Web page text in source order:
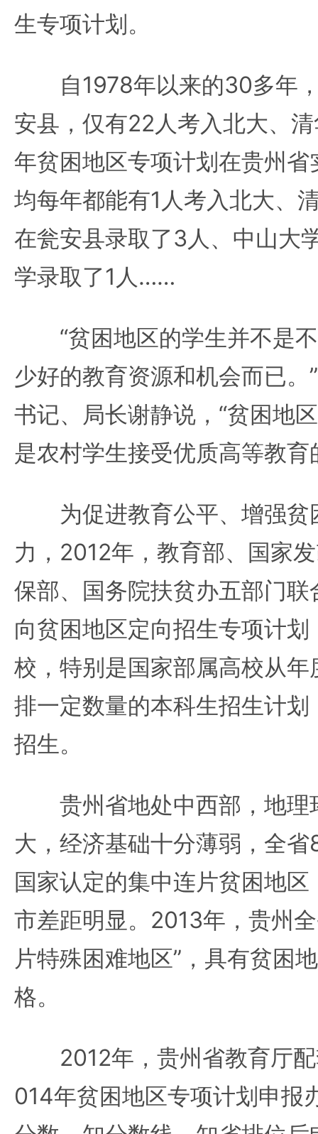
生专项计划。
自1978年以来的30多年
安县，仅有22人考入北大、
年贫困地区专项计划在贵州
均每年都能有1人考入北大、
在瓮安县录取了3人、中山大
学录取了1人……
“贫困地区的学生并不是不
少好的教育资源和机会而已。
书记、局长谢静说，“贫困地
是农村学生接受优质高等教育
为促进教育公平、增强贫
力，2012年，教育部、国家
保部、国务院扶贫办五部门
向贫困地区定向招生专项计
校，特别是国家部属高校从
排一定数量的本科生招生计
招生。
贵州省地处中西部，地理
大，经济基础十分薄弱，全
国家认定的集中连片贫困地
市差距明显。2013年，贵州
片特殊困难地区”，具有贫困
格。
2012年，贵州省教育厅配
014年贫困地区专项计划申报